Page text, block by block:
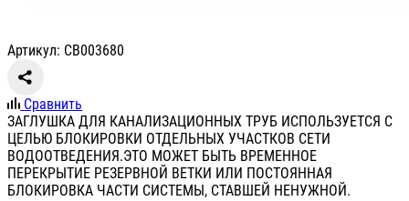
Артикул: СВ003680
Сравнить
ЗАГЛУШКА ДЛЯ КАНАЛИЗАЦИОННЫХ ТРУБ ИСПОЛЬЗУЕТСЯ С
ЦЕЛЬЮ БЛОКИРОВКИ ОТДЕЛЬНЫХ УЧАСТКОВ СЕТИ
ВОДООТВЕДЕНИЯ.ЭТО МОЖЕТ БЫТЬ ВРЕМЕННОЕ
ПЕРЕКРЫТИЕ РЕЗЕРВНОЙ ВЕТКИ ИЛИ ПОСТОЯННАЯ
БЛОКИРОВКА ЧАСТИ СИСТЕМЫ, СТАВШЕЙ НЕНУЖНОЙ.